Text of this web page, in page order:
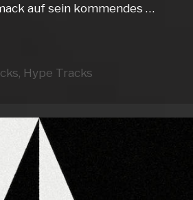
auf sein kommendes …
, Hype Tracks